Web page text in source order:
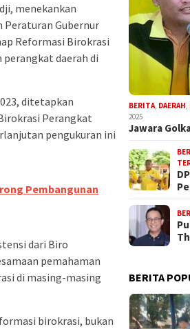
menekankan
Peraturan Gubernur
Reformasi Birokrasi
perangkat daerah di
ditetapkan
Perangkat
pengukuran ini
Pembangunan
dari Biro
pemahaman
di masing-masing
birokrasi, bukan
BERITA DAERAH
2025
Jawara
BERITA